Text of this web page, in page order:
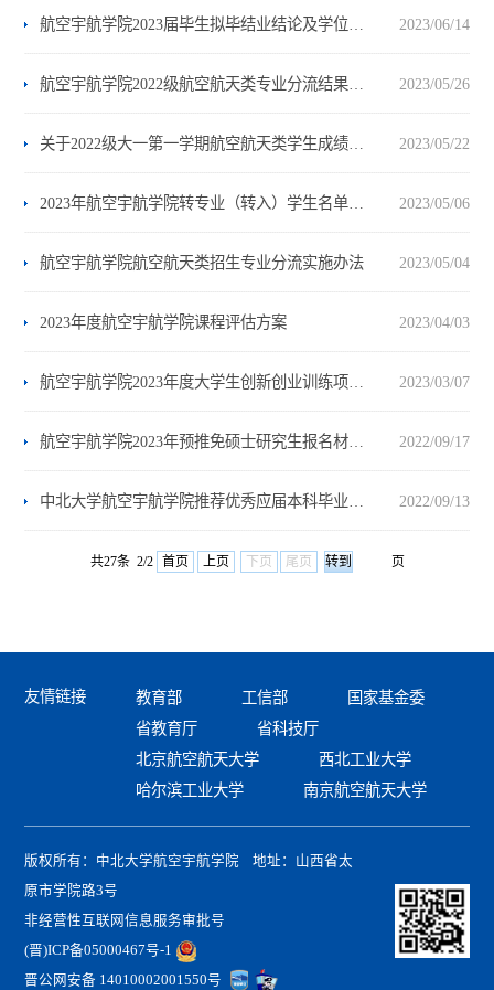
航空宇航学院2023届毕生拟毕结业结论及学位授予名单公示 2023/06/14
航空宇航学院2022级航空航天类专业分流结果公示 2023/05/26
关于2022级大一第一学期航空航天类学生成绩和高考排名前10%的名单公示 2023/05/22
2023年航空宇航学院转专业（转入）学生名单公示 2023/05/06
航空宇航学院航空航天类招生专业分流实施办法 2023/05/04
2023年度航空宇航学院课程评估方案 2023/04/03
2023/03/07
航空宇航学院2023年预推免硕士研究生报名材料审核统计结果公示 2022/09/17
2022/09/13
共27条 2/2 首页 上页 下页 尾页 页
友情链接 教育部 工信部
国家基金委
省教育厅
省科技厅
北京航空航天大学
西北工业大学
哈尔滨工业大学
南京航空航天大学
版权所有：中北大学航空宇航学院 地址：山西省太
原市学院路3号
非经营性互联网信息服务审批号
(晋)ICP备05000467号-1
晋公网安备 14010002001550号